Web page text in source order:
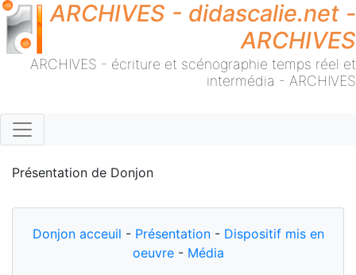
ARCHIVES - didascalie.net -
ARCHIVES
ARCHIVES - écriture et scénographie temps réel et
intermédia - ARCHIVES
Présentation de Donjon
Donjon acceuil - Présentation- Dispositif mis en
oeuvre- Média